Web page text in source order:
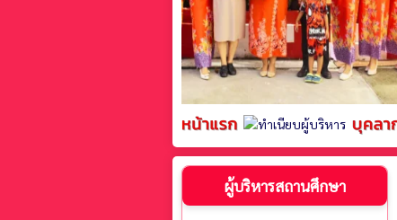
ผู้บริหารสถานศึกษา